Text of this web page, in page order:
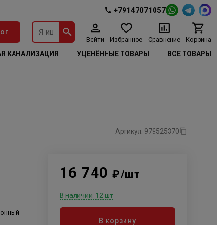
+79147071057
Войти Избранное Сравнение Корзина
КАНАЛИЗАЦИЯ УЦЕНЁННЫЕ ТОВАРЫ ВСЕ ТОВАРЫ
Артикул: 979525370
16 740₽/шт
В наличии: 12 шт
В корзину